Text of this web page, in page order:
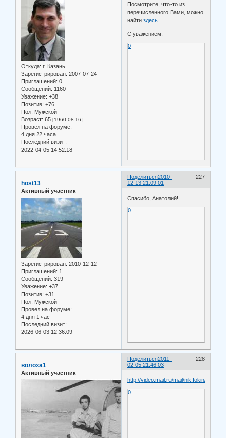
Откуда: г. Казань
Зарегистрирован: 2007-07-24
Приглашений: 0
Сообщений: 1160
Уважение: +38
Позитив: +76
Пол: Мужской
Возраст: 65 [1960-08-16]
Провел на форуме:
4 дня 22 часа
Последний визит:
2022-04-05 14:52:18
Посмотрите, что-то из
перечисленного Вами, можно
найтиздесь
С уважением,
0
Поделиться 227
2010-
12-13 21:09:01
host13
Активный участник
Зарегистрирован: 2010-12-12
Приглашений: 1
Сообщений: 319
Уважение: +37
Позитив: +31
Пол: Мужской
Провел на форуме:
4 дня 1 час
Последний визит:
2026-06-03 12:36:09
Спасибо, Анатолий!
0
Поделиться 228
2011-
02-05 21:46:03
волоха1
Активный участник
http://video.mail.ru/mail/nik.fokin/
0